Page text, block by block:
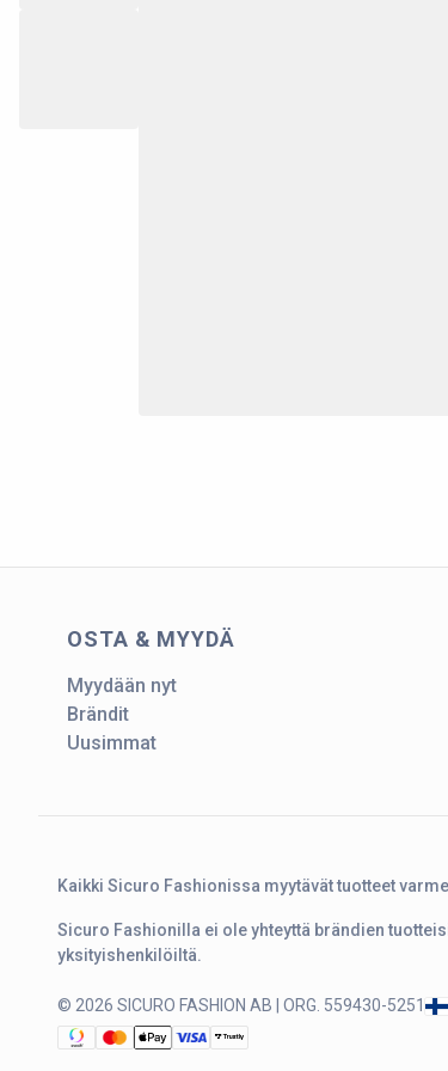
OSTA & MYYDÄ
Myydään nyt
Brändit
Uusimmat
Kaikki Sicuro Fashionissa myytävät tuotteet
Sicuro Fashionilla ei ole yhteyttä brändien
yksityishenkilöiltä.
© 2026 SICURO FASHION AB | ORG. 559430-5251